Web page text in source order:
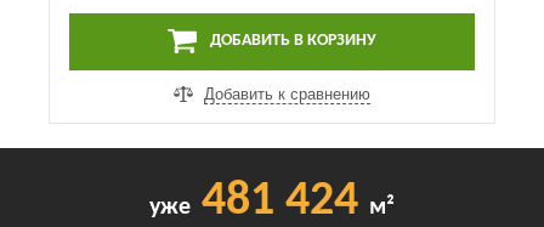
ДОБАВИТЬ В КОРЗИНУ
Добавить к сравнению
уже 481 424 м²